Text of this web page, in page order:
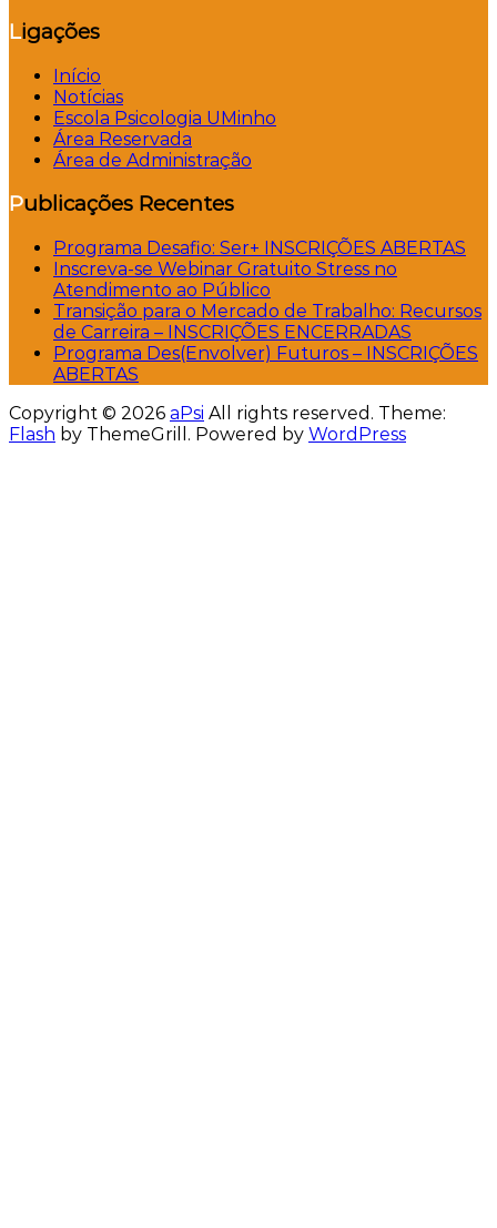
Ligações
Início
Notícias
Escola Psicologia UMinho
Área Reservada
Área de Administração
Publicações Recentes
Programa Desafio: Ser+ INSCRIÇÕES ABERTAS
Inscreva-se Webinar Gratuito Stress no
Atendimento ao Público
Transição para o Mercado de Trabalho: Recursos
de Carreira – INSCRIÇÕES ENCERRADAS
Programa Des(Envolver) Futuros – INSCRIÇÕES
ABERTAS
Copyright © 2026 aPsi All rights reserved. Theme:
Flash by ThemeGrill. Powered by WordPress